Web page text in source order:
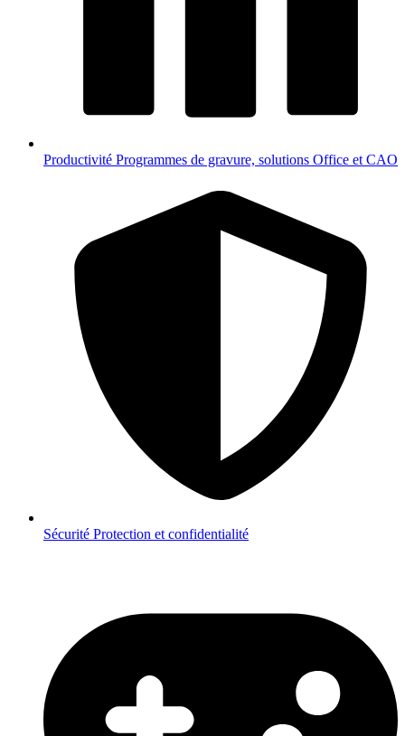
Productivité Programmes de gravure, solutions Office et CAO
Sécurité Protection et confidentialité